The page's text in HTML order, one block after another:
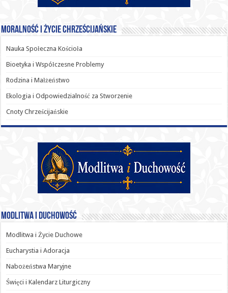
Moralność i Życie Chrześcijańskie
Nauka Społeczna Kościoła
Bioetyka i Współczesne Problemy
Rodzina i Małżeństwo
Ekologia i Odpowiedzialność za Stworzenie
Cnoty Chrześcijańskie
Modlitwa i Duchowość
Modlitwa i Życie Duchowe
Eucharystia i Adoracja
Nabożeństwa Maryjne
Święci i Kalendarz Liturgiczny